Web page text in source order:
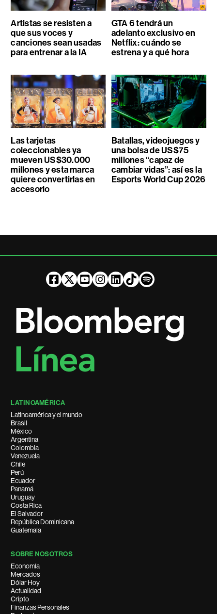
Artistas se resisten a
que sus voces y
canciones sean usadas
para entrenar a la IA
GTA 6 tendrá un
adelanto exclusivo en
Netflix: cuándo se
estrena y a qué hora
Las tarjetas
coleccionables ya
mueven US$30.000
millones y esta marca
quiere convertirlas en
accesorio
Batallas, videojuegos y
una bolsa de US$75
millones “capaz de
cambiar vidas”: así es la
Esports World Cup 2026
LATINOAMÉRICA
Latinoamérica y el mundo
Brasil
México
Argentina
Colombia
Venezuela
Chile
Perú
Ecuador
Panamá
Uruguay
Costa Rica
El Salvador
República Dominicana
Guatemala
SOBRE NOSOTROS
Economía
Mercados
Dólar Hoy
Actualidad
Cripto
Finanzas Personales